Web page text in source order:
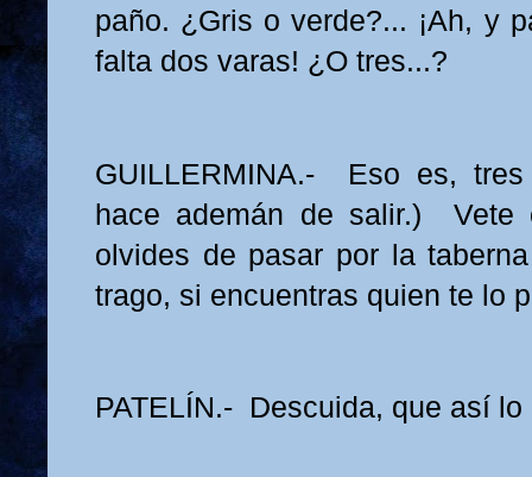
paño. ¿Gris o verde?... ¡Ah, y
falta dos varas! ¿O tres...?
GUILLERMINA.- Eso es,
hace ademán de salir.)
olvides de pasar por la
trago, si encuentras quien te lo
PATELÍN.- Descuida, que así